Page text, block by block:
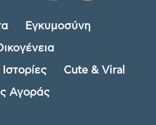
Εγκυμοσύνη
Cute & Viral
Αγοράς